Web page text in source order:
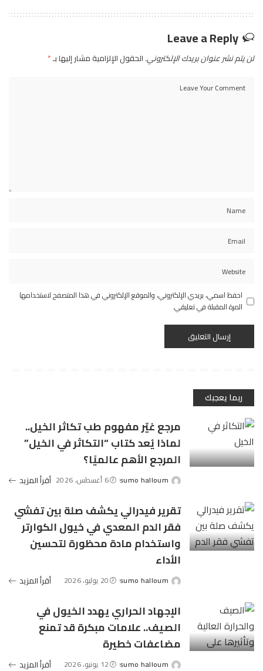
Leave a Reply
لن يتم نشر عنوان بريدك الإلكتروني. الحقول الإلزامية مشار إليها بـ*
احفظ اسمي، بريدي الإلكتروني، والموقع الإلكتروني في هذا المتصفح لاستخدامها
المرة المقبلة في تعليقي.
ربما يعجبك
مرجع غيّر مفهوم طب تكاثر الخيل..
لماذا يُعد كتاب “التكاثر في الخيل”
المرجع الأهم عالميًا؟
Posted
sumo halloum 6 أغسطس، 2026 أقرأ المزيد
تقرير فيدرالي يكشف صلة بين تفشي
فقر الدم المعدي في خيول الكوارتر
واستخدام مادة محظورة لتحسين
الأداء
Posted
sumo halloum 20 يوليو، 2026 أقرأ المزيد
الإجهاد الحراري يهدد الخيول في
الصيف.. علامات مبكرة قد تمنع
مضاعفات خطيرة
sumo halloum 12 يونيو، 2026 أقرأ المزيد